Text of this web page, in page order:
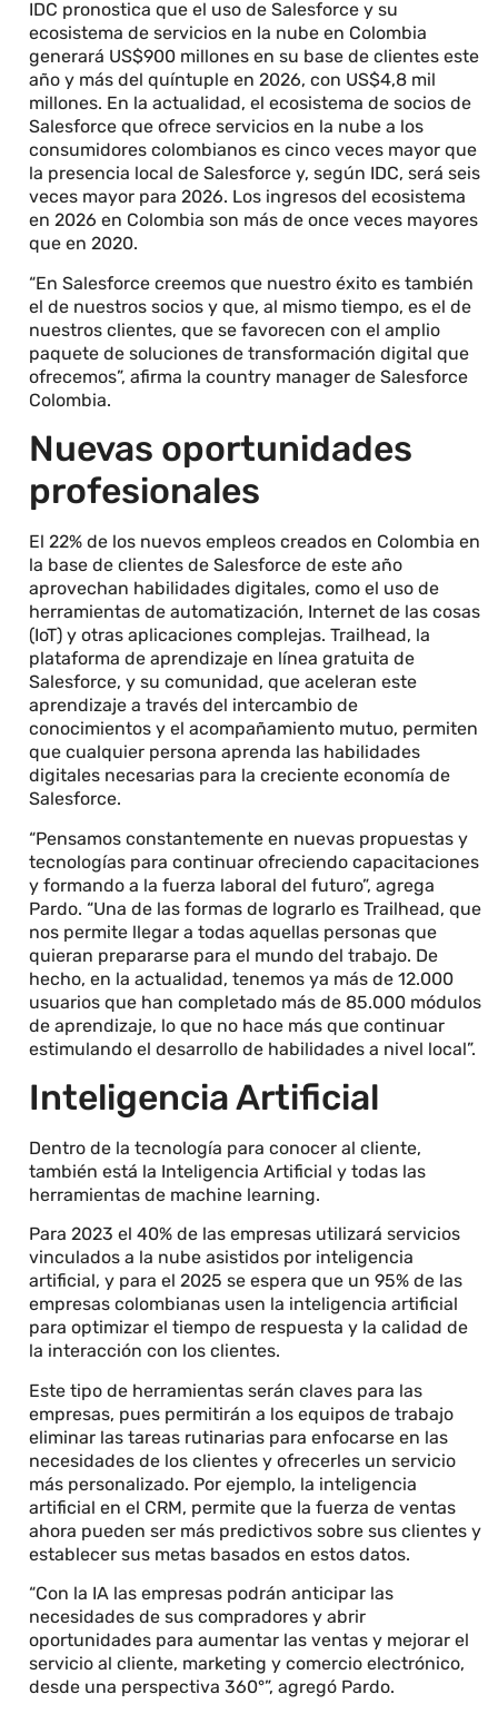
IDC pronostica que el uso de Salesforce y su
ecosistema de servicios en la nube en Colombia
generará US$900 millones en su base de clientes este
año y más del quíntuple en 2026, con US$4,8 mil
millones. En la actualidad, el ecosistema de socios de
Salesforce que ofrece servicios en la nube a los
consumidores colombianos es cinco veces mayor que
la presencia local de Salesforce y, según IDC, será seis
veces mayor para 2026. Los ingresos del ecosistema
en 2026 en Colombia son más de once veces mayores
que en 2020.
“En Salesforce creemos que nuestro éxito es también
el de nuestros socios y que, al mismo tiempo, es el de
nuestros clientes, que se favorecen con el amplio
paquete de soluciones de transformación digital que
ofrecemos”, afirma la country manager de Salesforce
Colombia.
Nuevas oportunidades
profesionales
El 22% de los nuevos empleos creados en Colombia en
la base de clientes de Salesforce de este año
aprovechan habilidades digitales, como el uso de
herramientas de automatización, Internet de las cosas
(IoT) y otras aplicaciones complejas. Trailhead, la
plataforma de aprendizaje en línea gratuita de
Salesforce, y su comunidad, que aceleran este
aprendizaje a través del intercambio de
conocimientos y el acompañamiento mutuo, permiten
que cualquier persona aprenda las habilidades
digitales necesarias para la creciente economía de
Salesforce.
“Pensamos constantemente en nuevas propuestas y
tecnologías para continuar ofreciendo capacitaciones
y formando a la fuerza laboral del futuro”, agrega
Pardo. “Una de las formas de lograrlo es Trailhead, que
nos permite llegar a todas aquellas personas que
quieran prepararse para el mundo del trabajo. De
hecho, en la actualidad, tenemos ya más de 12.000
usuarios que han completado más de 85.000 módulos
de aprendizaje, lo que no hace más que continuar
estimulando el desarrollo de habilidades a nivel local”.
Inteligencia Artificial
Dentro de la tecnología para conocer al cliente,
también está la Inteligencia Artificial y todas las
herramientas de machine learning.
Para 2023 el 40% de las empresas utilizará servicios
vinculados a la nube asistidos por inteligencia
artificial, y para el 2025 se espera que un 95% de las
empresas colombianas usen la inteligencia artificial
para optimizar el tiempo de respuesta y la calidad de
la interacción con los clientes.
Este tipo de herramientas serán claves para las
empresas, pues permitirán a los equipos de trabajo
eliminar las tareas rutinarias para enfocarse en las
necesidades de los clientes y ofrecerles un servicio
más personalizado. Por ejemplo, la inteligencia
artificial en el CRM, permite que la fuerza de ventas
ahora pueden ser más predictivos sobre sus clientes y
establecer sus metas basados en estos datos.
“Con la IA las empresas podrán anticipar las
necesidades de sus compradores y abrir
oportunidades para aumentar las ventas y mejorar el
servicio al cliente, marketing y comercio electrónico,
desde una perspectiva 360°”, agregó Pardo.